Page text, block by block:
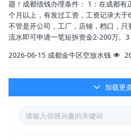
题！成都借钱办理条件： 1：在成都有
个月以上，有发过工资，工资记录大于
不管是开公司，工厂，店铺，档口，
流水即可申请一笔短拆资金2-200万。3
2026-06-15 成都金牛区空放水钱
加载更